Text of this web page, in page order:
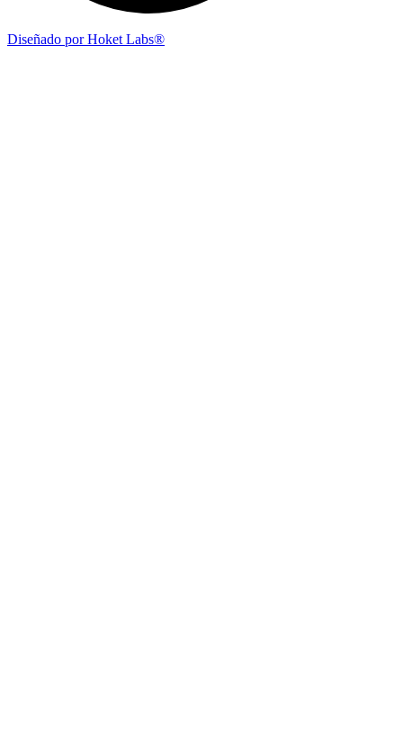
Diseñado por Hoket Labs®